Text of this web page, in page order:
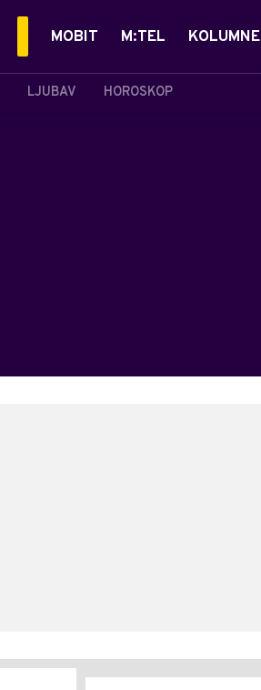
LJUBAV HOROSKOP
MOBIT M:TEL KOLUMNE